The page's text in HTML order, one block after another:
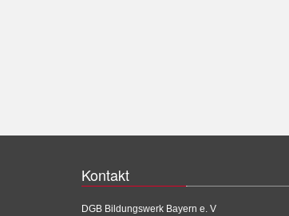
Kontakt
DGB Bildungswerk Bayern e. V